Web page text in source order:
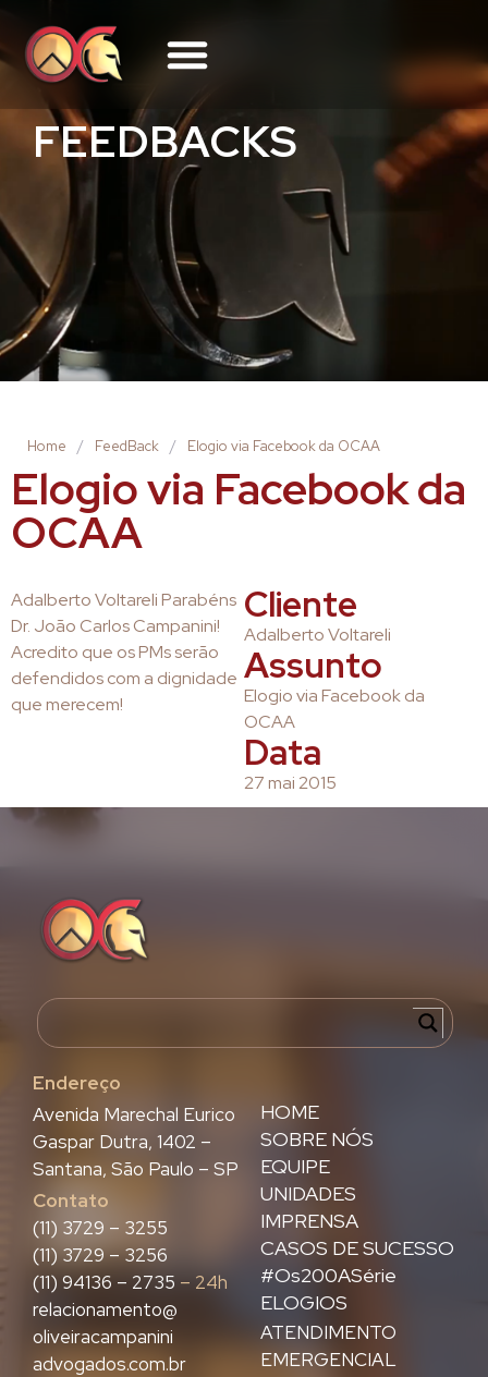
FEEDBACKS
Home / FeedBack / Elogio via Facebook da OCAA
Elogio via Facebook da
OCAA
Adalberto Voltareli Parabéns
Dr. João Carlos Campanini!
Acredito que os PMs serão
defendidos com a dignidade
que merecem!
Cliente
Adalberto Voltareli
Assunto
Elogio via Facebook da
OCAA
Data
27 mai 2015
Endereço
HOME
SOBRE NÓS
EQUIPE
UNIDADES
IMPRENSA
CASOS DE SUCESSO
#Os200ASérie
ELOGIOS
ATENDIMENTO
EMERGENCIAL
Avenida Marechal Eurico
Gaspar Dutra, 1402 –
Santana, São Paulo – SP
Contato
(11) 3729 – 3255
(11) 3729 – 3256
(11) 94136 – 2735 – 24h
relacionamento@
oliveiracampanini
advogados.com.br